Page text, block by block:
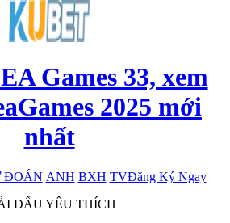
Games 33, xem
2025 mới
nhất
ĐOÁN ANH BXH TVĐăng Ký Ngay
x
ĐẤU YÊU THÍCH